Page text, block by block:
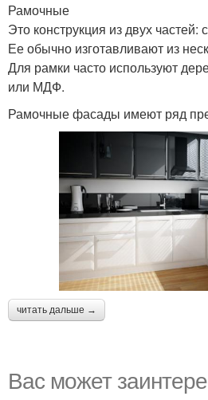
Рамочные
Это конструкция из двух
Ее обычно изготавливают из
Для рамки часто используют
или МДФ.
Рамочные фасады имеют ряд
читать дальше →
Вас может